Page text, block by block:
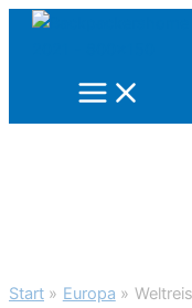
Zum
Start Europa